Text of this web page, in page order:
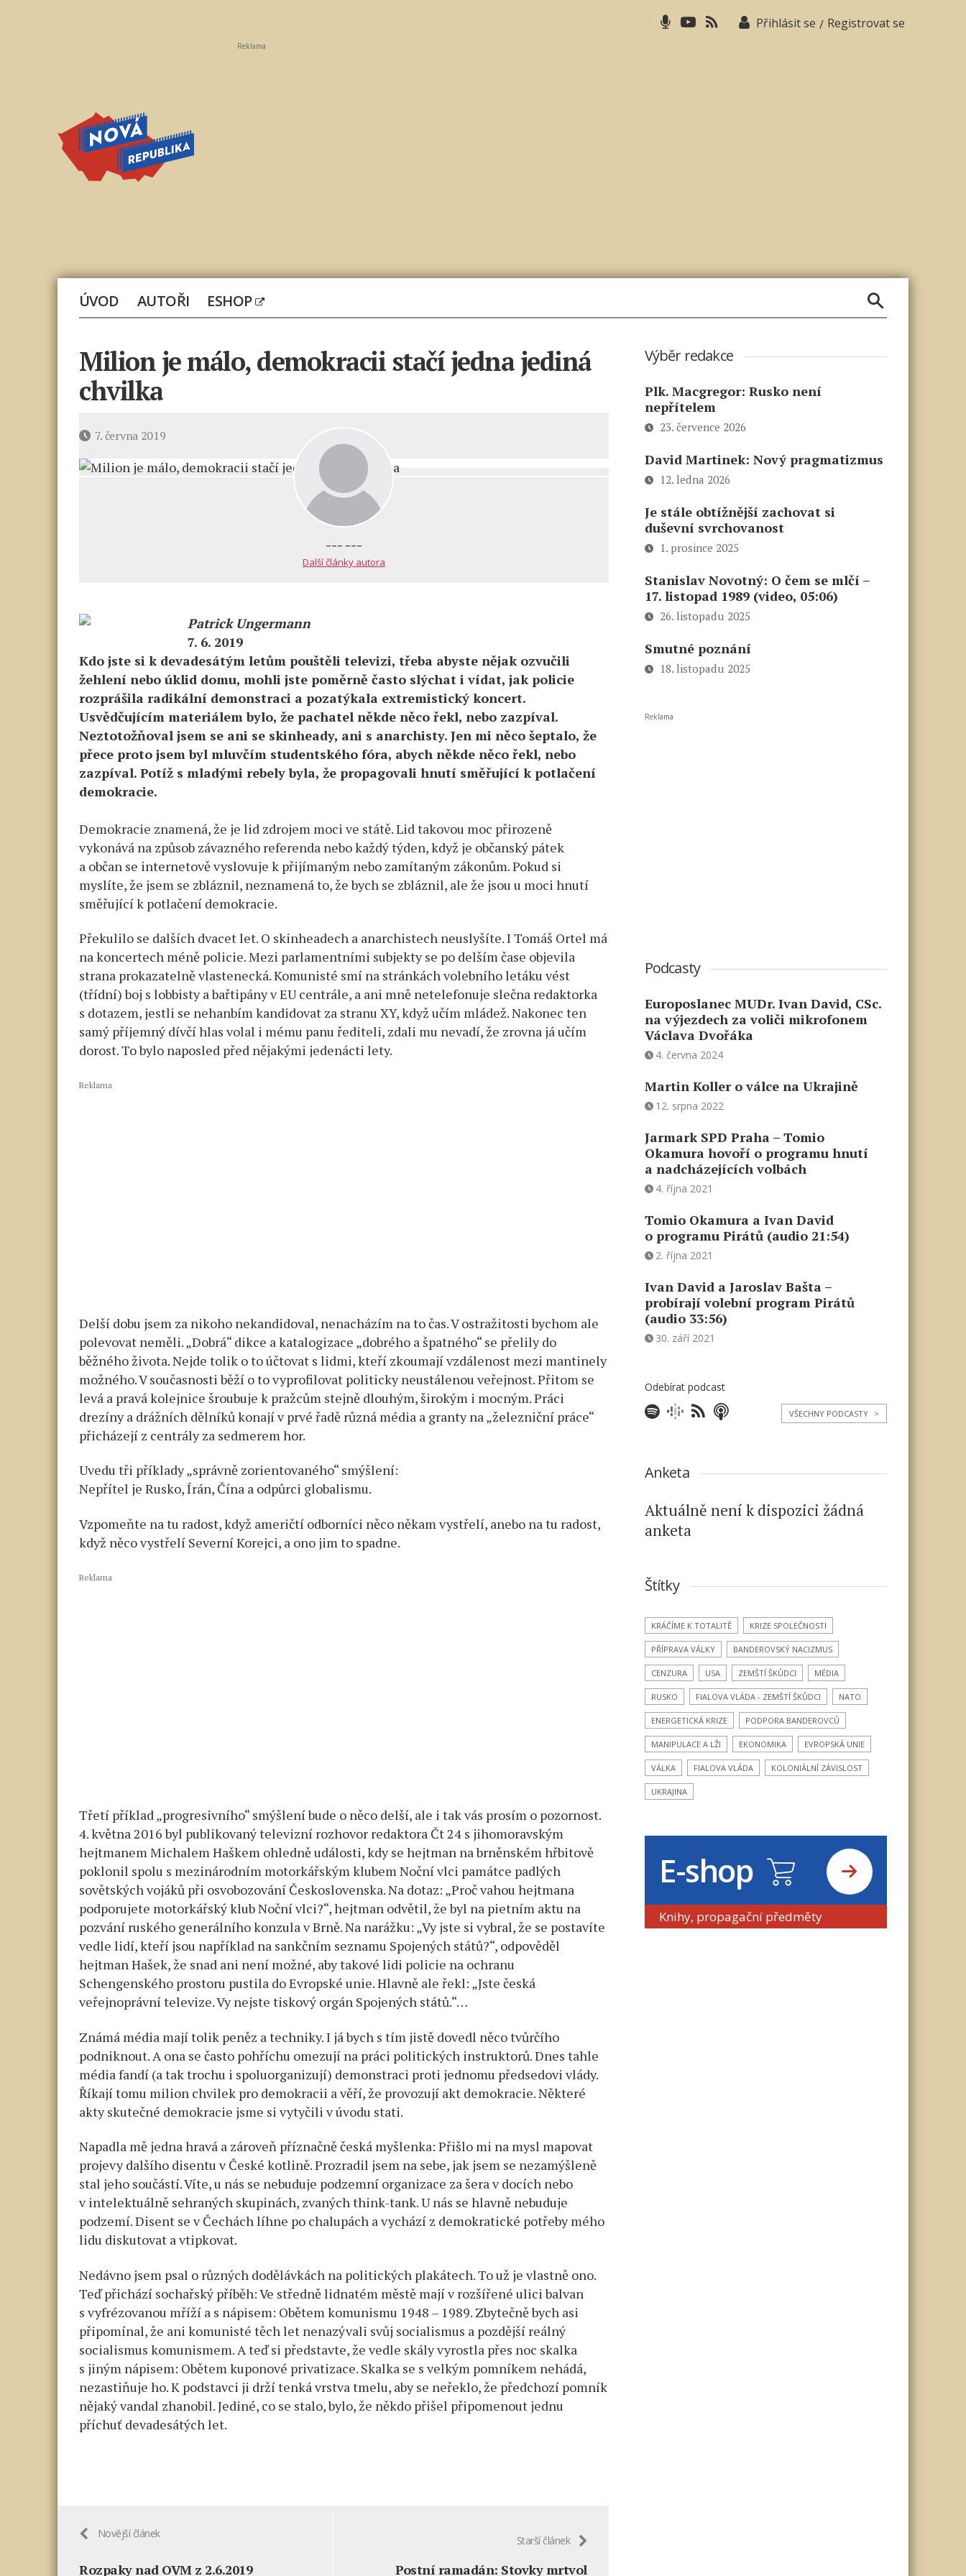
Přihlásit se / Registrovat se
Reklama
ÚVOD AUTOŘI ESHOP
Milion je málo, demokracii stačí jedna jediná
chvilka
Datum7. června 2019
--- ---
Další články autora
Patrick Ungermann
7. 6. 2019
Kdo jste si k devadesátým letům pouštěli televizi, třeba abyste nějak ozvučili
žehlení nebo úklid domu, mohli jste poměrně často slýchat i vídat, jak policie
rozprášila radikální demonstraci a pozatýkala extremistický koncert.
Usvědčujícím materiálem bylo, že pachatel někde něco řekl, nebo zazpíval.
Neztotožňoval jsem se ani se skinheady, ani s anarchisty. Jen mi něco šeptalo, že
přece proto jsem byl mluvčím studentského fóra, abych někde něco řekl, nebo
zazpíval. Potíž s mladými rebely byla, že propagovali hnutí směřující k potlačení
demokracie.
Demokracie znamená, že je lid zdrojem moci ve státě. Lid takovou moc přirozeně
vykonává na způsob závazného referenda nebo každý týden, když je občanský pátek
a občan se internetově vyslovuje k přijímaným nebo zamítaným zákonům. Pokud si
myslíte, že jsem se zbláznil, neznamená to, že bych se zbláznil, ale že jsou u moci hnutí
směřující k potlačení demokracie.
Překulilo se dalších dvacet let. O skinheadech a anarchistech neuslyšíte. I Tomáš Ortel má
na koncertech méně policie. Mezi parlamentními subjekty se po delším čase objevila
strana prokazatelně vlastenecká. Komunisté smí na stránkách volebního letáku vést
(třídní) boj s lobbisty a bařtipány v EU centrále, a ani mně netelefonuje slečna redaktorka
s dotazem, jestli se nehanbím kandidovat za stranu XY, když učím mládež. Nakonec ten
samý příjemný dívčí hlas volal i mému panu řediteli, zdali mu nevadí, že zrovna já učím
dorost. To bylo naposled před nějakými jedenácti lety.
Reklama
Delší dobu jsem za nikoho nekandidoval, nenacházím na to čas. V ostražitosti bychom ale
polevovat neměli. „Dobrá“ dikce a katalogizace „dobrého a špatného“ se přelily do
běžného života. Nejde tolik o to účtovat s lidmi, kteří zkoumají vzdálenost mezi mantinely
možného. V současnosti běží o to vyprofilovat politicky neustálenou veřejnost. Přitom se
levá a pravá kolejnice šroubuje k pražcům stejně dlouhým, širokým i mocným. Práci
drezíny a drážních dělníků konají v prvé řadě různá média a granty na „železniční práce“
přicházejí z centrály za sedmerem hor.
Uvedu tři příklady „správně zorientovaného“ smýšlení:
Nepřítel je Rusko, Írán, Čína a odpůrci globalismu.
Vzpomeňte na tu radost, když američtí odborníci něco někam vystřelí, anebo na tu radost,
když něco vystřelí Severní Korejci, a ono jim to spadne.
Reklama
Třetí příklad „progresivního“ smýšlení bude o něco delší, ale i tak vás prosím o pozornost.
4. května 2016 byl publikovaný televizní rozhovor redaktora Čt 24 s jihomoravským
hejtmanem Michalem Haškem ohledně události, kdy se hejtman na brněnském hřbitově
poklonil spolu s mezinárodním motorkářským klubem Noční vlci památce padlých
sovětských vojáků při osvobozování Československa. Na dotaz: „Proč vahou hejtmana
podporujete motorkářský klub Noční vlci?“, hejtman odvětil, že byl na pietním aktu na
pozvání ruského generálního konzula v Brně. Na narážku: „Vy jste si vybral, že se postavíte
vedle lidí, kteří jsou například na sankčním seznamu Spojených států?“, odpověděl
hejtman Hašek, že snad ani není možné, aby takové lidi policie na ochranu
Schengenského prostoru pustila do Evropské unie. Hlavně ale řekl: „Jste česká
veřejnoprávní televize. Vy nejste tiskový orgán Spojených států.“…
Známá média mají tolik peněz a techniky. I já bych s tím jistě dovedl něco tvůrčího
podniknout. A ona se často pohříchu omezují na práci politických instruktorů. Dnes tahle
média fandí (a tak trochu i spoluorganizují) demonstraci proti jednomu předsedovi vlády.
Říkají tomu milion chvilek pro demokracii a věří, že provozují akt demokracie. Některé
akty skutečné demokracie jsme si vytyčili v úvodu stati.
Napadla mě jedna hravá a zároveň příznačně česká myšlenka: Přišlo mi na mysl mapovat
projevy dalšího disentu v České kotlině. Prozradil jsem na sebe, jak jsem se nezamýšleně
stal jeho součástí. Víte, u nás se nebuduje podzemní organizace za šera v docích nebo
v intelektuálně sehraných skupinách, zvaných think-tank. U nás se hlavně nebuduje
podzemí. Disent se v Čechách líhne po chalupách a vychází z demokratické potřeby mého
lidu diskutovat a vtipkovat.
Nedávno jsem psal o různých dodělávkách na politických plakátech. To už je vlastně ono.
Teď přichází sochařský příběh: Ve středně lidnatém městě mají v rozšířené ulici balvan
s vyfrézovanou mříží a s nápisem: Obětem komunismu 1948 – 1989. Zbytečně bych asi
připomínal, že ani komunisté těch let nenazývali svůj socialismus a pozdější reálný
socialismus komunismem. A teď si představte, že vedle skály vyrostla přes noc skalka
s jiným nápisem: Obětem kuponové privatizace. Skalka se s velkým pomníkem nehádá,
nezastiňuje ho. K podstavci ji drží tenká vrstva tmelu, aby se neřeklo, že předchozí pomník
nějaký vandal zhanobil. Jediné, co se stalo, bylo, že někdo přišel připomenout jednu
příchuť devadesátých let.
Novější článek
Rozpaky nad OVM z 2.6.2019
Starší článek
Postní ramadán: Stovky mrtvol
Výběr redakce
Plk. Macgregor: Rusko není
nepřítelem
23. července 2026
David Martinek: Nový pragmatizmus
12. ledna 2026
Je stále obtížnější zachovat si
duševní svrchovanost
1. prosince 2025
Stanislav Novotný: O čem se mlčí –
17. listopad 1989 (video, 05:06)
26. listopadu 2025
Smutné poznání
18. listopadu 2025
Reklama
Podcasty
Europoslanec MUDr. Ivan David, CSc.
na výjezdech za voliči mikrofonem
Václava Dvořáka
4. června 2024
Martin Koller o válce na Ukrajině
12. srpna 2022
Jarmark SPD Praha – Tomio
Okamura hovoří o programu hnutí
a nadcházejících volbách
4. října 2021
Tomio Okamura a Ivan David
o programu Pirátů (audio 21:54)
2. října 2021
Ivan David a Jaroslav Bašta –
probírají volební program Pirátů
(audio 33:56)
30. září 2021
Odebírat podcast
VŠECHNY PODCASTY >
Anketa
Aktuálně není k dispozici žádná
anketa
Štítky
KRÁČÍME K TOTALITĚ KRIZE SPOLEČNOSTI
PŘÍPRAVA VÁLKY BANDEROVSKÝ NACIZMUS
CENZURA USA ZEMŠTÍ ŠKŮDCI MÉDIA
RUSKO FIALOVA VLÁDA - ZEMŠTÍ ŠKŮDCI NATO
ENERGETICKÁ KRIZE PODPORA BANDEROVCŮ
MANIPULACE A LŽI EKONOMIKA EVROPSKÁ UNIE
VÁLKA FIALOVA VLÁDA KOLONIÁLNÍ ZÁVISLOST
UKRAJINA
E-shop
Knihy, propagační předměty